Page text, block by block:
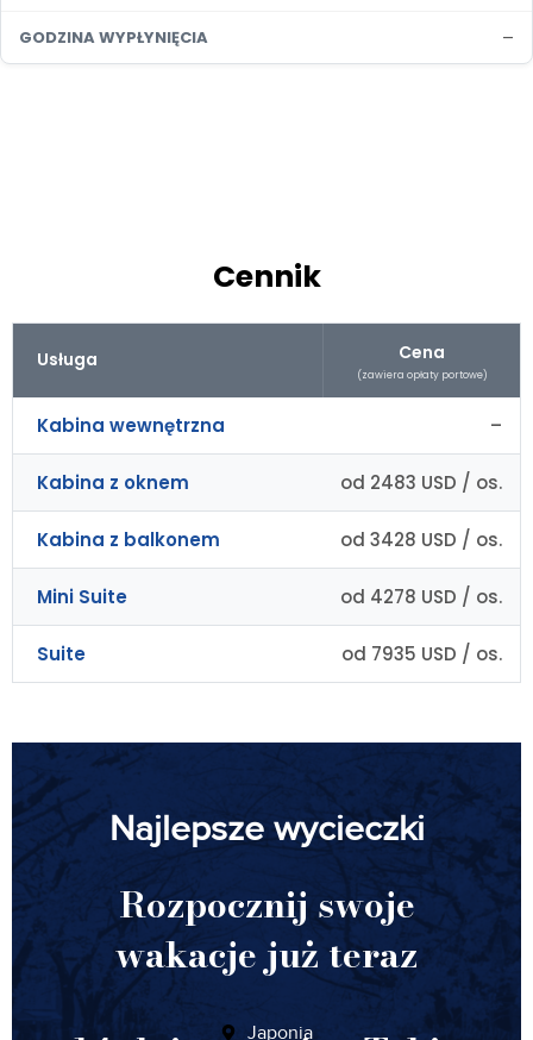
GODZINA WYPŁYNIĘCIA –
Cennik
Usługa Cena
(zawiera opłaty portowe)
Kabina wewnętrzna –
Kabina z oknem od 2483 USD / os.
Kabina z balkonem od 3428 USD / os.
Mini Suite od 4278 USD / os.
Suite od 7935 USD / os.
Najlepsze wycieczki
Rozpocznij swoje
wakacje już teraz
Japonia